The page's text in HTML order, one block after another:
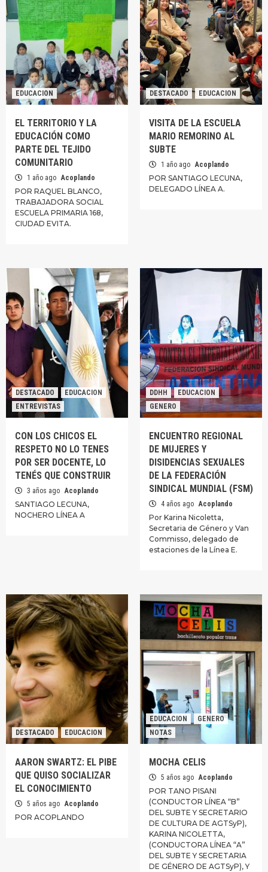
EDUCACION
EL TERRITORIO Y LA
EDUCACIÓN COMO
PARTE DEL TEJIDO
COMUNITARIO
1 año ago Acoplando
POR RAQUEL BLANCO,
TRABAJADORA SOCIAL
ESCUELA PRIMARIA 168,
CIUDAD EVITA.
DESTACADO EDUCACION
VISITA DE LA ESCUELA
MARIO REMORINO AL
SUBTE
1 año ago Acoplando
POR SANTIAGO LECUNA,
DELEGADO LÍNEA A.
DESTACADO
EDUCACION
ENTREVISTAS
CON LOS CHICOS EL
RESPETO NO LO TENES
POR SER DOCENTE, LO
TENÉS QUE CONSTRUIR
3 años ago Acoplando
SANTIAGO LECUNA,
NOCHERO LÍNEA A
DDHH
EDUCACION
GENERO
ENCUENTRO REGIONAL
DE MUJERES Y
DISIDENCIAS SEXUALES
DE LA FEDERACIÓN
SINDICAL MUNDIAL (FSM)
4 años ago Acoplando
Por Karina Nicoletta,
Secretaria de Género y Van
Commisso, delegado de
estaciones de la Línea E.
DESTACADO EDUCACION
AARON SWARTZ: EL PIBE
QUE QUISO SOCIALIZAR
EL CONOCIMIENTO
5 años ago Acoplando
POR ACOPLANDO
EDUCACION
GENERO
NOTAS
MOCHA CELIS
5 años ago Acoplando
POR TANO PISANI
(CONDUCTOR LÍNEA “B”
DEL SUBTE Y SECRETARIO
DE CULTURA DE AGTSyP),
KARINA NICOLETTA,
(CONDUCTORA LÍNEA “A”
DEL SUBTE Y SECRETARIA
DE GÉNERO DE AGTSyP), Y